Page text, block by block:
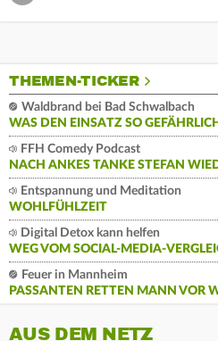
THEMEN-TICKER
Waldbrand bei Bad Schwalbach
WAS DEN EINSATZ SO
FFH Comedy Podcast
NACH ANKES TANKE STEFAN
Entspannung und Meditation
WOHLFÜHLZEIT
Digital Detox kann helfen
WEG VOM SOCIAL-MEDIA-
Feuer in Mannheim
PASSANTEN RETTEN MANN VOR
AUS DEM NETZ